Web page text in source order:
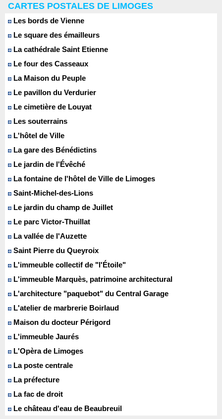
CARTES POSTALES DE LIMOGES
Les bords de Vienne
Le square des émailleurs
La cathédrale Saint Etienne
Le four des Casseaux
La Maison du Peuple
Le pavillon du Verdurier
Le cimetière de Louyat
Les souterrains
L'hôtel de Ville
La gare des Bénédictins
Le jardin de l'Évêché
La fontaine de l'hôtel de Ville de Limoges
Saint-Michel-des-Lions
Le jardin du champ de Juillet
Le parc Victor-Thuillat
La vallée de l'Auzette
Saint Pierre du Queyroix
L'immeuble collectif de "l'Étoile"
L'immeuble Marquès, patrimoine architectural
L'architecture "paquebot" du Central Garage
L'atelier de marbrerie Boirlaud
Maison du docteur Périgord
L'immeuble Jaurés
L'Opèra de Limoges
La poste centrale
La préfecture
La fac de droit
Le château d'eau de Beaubreuil